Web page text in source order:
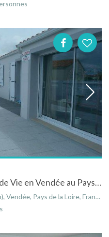
Maison à Saint Gilles Croix de Vie en Vendée au Pays de la Loire proches des plages
Pays de la Loire, France